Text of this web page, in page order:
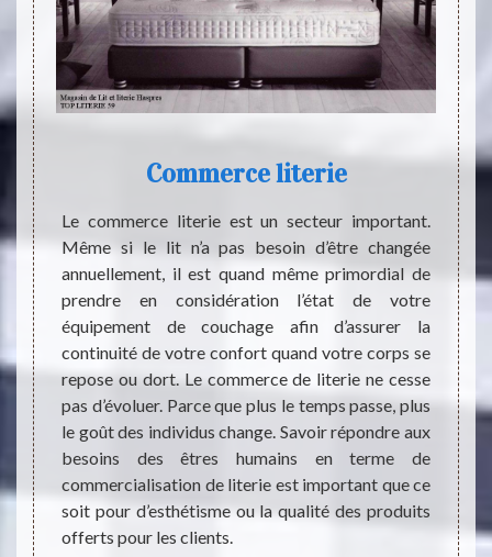
dire,
la
pour
il
Commerce literie
Le commerce literie est un secteur important.
Même si le lit n’a pas besoin d’être changée
annuellement, il est quand même primordial de
prendre en considération l’état de votre
équipement de couchage afin d’assurer la
continuité de votre confort quand votre corps se
repose ou dort. Le commerce de literie ne cesse
pas d’évoluer. Parce que plus le temps passe, plus
le goût des individus change. Savoir répondre aux
besoins des êtres humains en terme de
commercialisation de literie est important que ce
soit pour d’esthétisme ou la qualité des produits
offerts pour les clients.
TOP
qui
site
pour